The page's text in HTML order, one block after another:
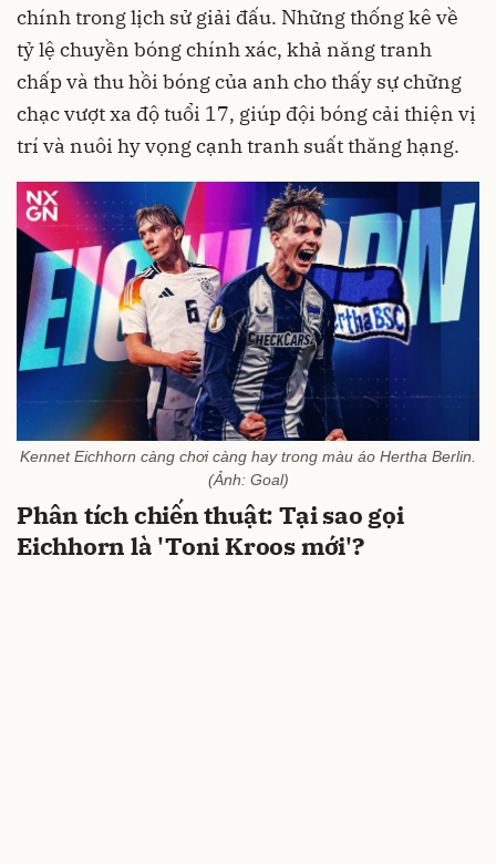
chính trong lịch sử giải đấu. Những thống kê về
tỷ lệ chuyền bóng chính xác, khả năng tranh
chấp và thu hồi bóng của anh cho thấy sự chững
chạc vượt xa độ tuổi 17, giúp đội bóng cải thiện vị
trí và nuôi hy vọng cạnh tranh suất thăng hạng.
Kennet Eichhorn càng chơi càng hay trong màu áo Hertha Berlin.
(Ảnh: Goal)
Phân tích chiến thuật: Tại sao gọi
Eichhorn là 'Toni Kroos mới'?